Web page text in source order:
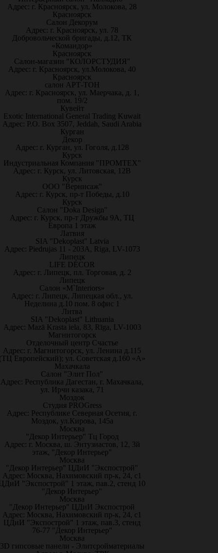
Адрес: г. Красноярск, ул. Молокова, 28
Красноярск
Салон Декорум
Адрес: г. Красноярск, ул. 78
Добровольческой бригады, д.12, ТК
«Командор»
Красноярск
Салон-магазин "КОЛОРСТУДИЯ"
Адрес: г. Красноярск, ул.Молокова, 40
Красноярск
салон АРТ-ТОН
Адрес: г. Красноярск, ул. Маерчака, д. 1,
пом. 19/2
Кувейт
Exotic International General Trading Kuwait
Адрес: P.O. Box 3507, Jeddah, Saudi Arabia
Курган
Декор
Адрес: г. Курган, ул. Гоголя, д.128
Курск
Индустриальная Компания "ПРОМТЕХ"
Адрес: г. Курск, ул. Литовская, 12В
Курск
ООО "Вернисаж"
Адрес: г. Курск, пр-т Победы, д.10
Курск
Салон "Doka Design"
Адрес: г. Курск, пр-т Дружбы 9А, ТЦ
Европа 1 этаж
Латвия
SIA "Dekoplast" Latvia
Адрес: Piedrujas 11 - 203A, Riga, LV-1073
Липецк
LIFE DÉCOR
Адрес: г. Липецк, пл. Торговая, д. 2
Липецк
Салон «M`Interiors»
Адрес: г. Липецк, Липецкая обл., ул.
Неделина д.10 пом. 8 офис 1
Литва
SIA "Dekoplast" Lithuania
Адрес: Mazā Krasta iela, 83, Rīga, LV-1003
Магнитогорск
Отделочный центр Счастье
Адрес: г. Магнитогорск, ул. Ленина д.115
Европейский); ул. Советская д.160 «А»
Махачкала
Салон "Элит Пол"
Адрес: Республика Дагестан, г. Махачкала,
ул. Ирчи казака, 71
Моздок
Студия PROGress
Адрес: Республике Северная Осетия, г.
Моздок, ул.Кирова, 145а
Москва
"Декор Интерьер" Тц Город
Адрес: г. Москва, ш. Энтузиастов, 12, 3й
этаж, "Декор Интерьер"
Москва
"Декор Интерьер" ЦДиИ "Экспострой"
Адрес: Москва, Нахимовский пр-к, 24, с1
"Экспострой" 1 этаж, пав.2, стенд 10
"Декор Интерьер"
Москва
"Декор Интерьер" ЦДиИ Экспострой
Адрес: Москва, Нахимовский пр-к, 24, с1
ЦДиИ "Экспострой" 1 этаж, пав.3, стенд
76-77 "Декор Интерьер"
Москва
3D гипсовые панели - Элитсройматериалы